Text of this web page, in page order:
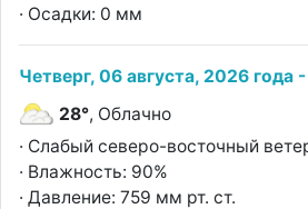
· Осадки: 0 мм
Четверг, 06 августа, 2026 года
28°, Облачно
· Слабый северо-восточный
· Влажность: 90%
· Давление: 759 мм рт. ст.